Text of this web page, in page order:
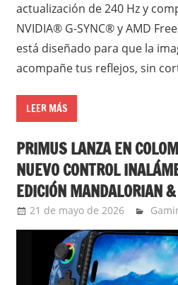
actualización de 240 Hz y
NVIDIA® G-SYNC® y AMD
está diseñado para que la
acompañe tus reflejos, sin
LEER MÁS
PRIMUS LANZA EN
NUEVO CONTROL
EDICIÓN MANDALORIAN &
21 de mayo de 2026